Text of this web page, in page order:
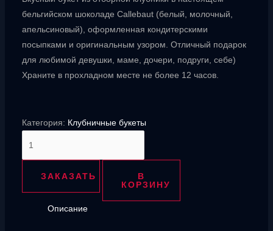
бельгийском шоколаде Callebaut (белый, молочный,
апельсиновый), оформленная кондитерскими
посыпками и оригинальным узором. Отличный подарок
для любимой девушки, маме, дочери, подруги, себе)
Храните в прохладном месте не более 12 часов.
Категория: Клубничные букеты
ЗАКАЗАТЬ
В
КОРЗИНУ
Описание